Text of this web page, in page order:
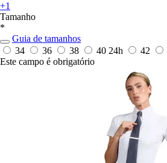
+1
Tamanho
*
Guia de tamanhos
34
36 38 40 24h 42
Este campo é obrigatório